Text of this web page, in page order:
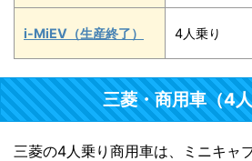
i-MiEV（生産終了） 4人乗り
三菱・商用車（4人
三菱の4人乗り商用車は、ミニキャ